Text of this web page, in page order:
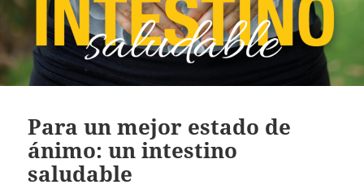
Para un mejor estado de
ánimo: un intestino
saludable